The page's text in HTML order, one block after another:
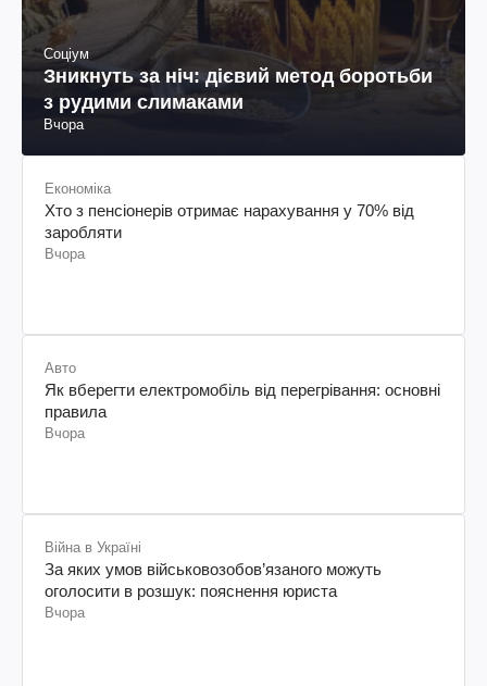
Соціум
Зникнуть за ніч: дієвий метод боротьби
з рудими слимаками
Вчора
Економіка
Хто з пенсіонерів отримає нарахування у 70% від
заробляти
Вчора
Авто
Як вберегти електромобіль від перегрівання: основні
правила
Вчора
Війна в Україні
За яких умов військовозобов’язаного можуть
оголосити в розшук: пояснення юриста
Вчора